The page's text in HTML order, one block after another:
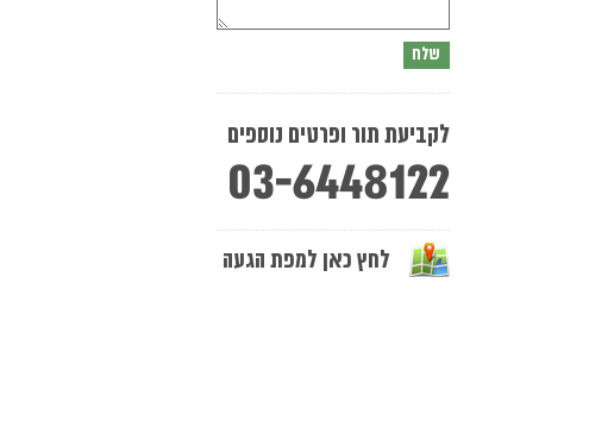
לקביעת תור ופרטים נוספים
03-6448122
לחץ כאן למפת הגעה